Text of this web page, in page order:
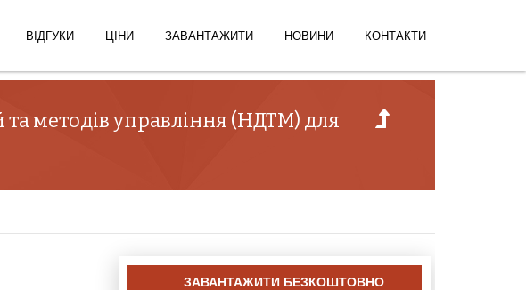
ВІДГУКИ ЦІНИ ЗАВАНТАЖИТИ НОВИНИ КОНТАКТИ
методів управління (НДТМ) для
ЗАВАНТАЖИТИ БЕЗКОШТОВНО